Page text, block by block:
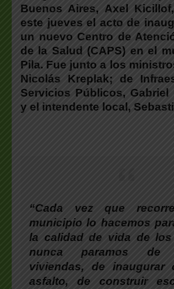
Buenos Aires, Axel
este jueves el acto de
un nuevo Centro de
de la Salud (CAPS) en el
Pil a. Fue junto a los
Nicolás Kreplak; de
Servicios Públicos, Gabriel
y el intendente local,
“Cada vez que
municipio lo hacemos
la calidad de vida de
nunca paramos de
viviendas, de inaugurar
asfalto, de construir